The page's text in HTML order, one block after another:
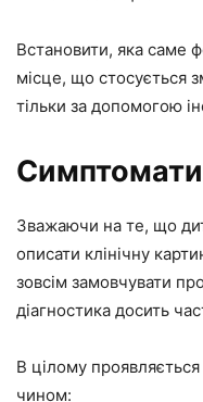
Встановити, яка саме
місце, що стосується
тільки за допомогою
Зважаючи на те, що
описати клінічну
зовсім замовчувати
діагностика досить
В цілому
чином: